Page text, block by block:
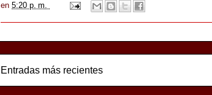
en 5:20 p. m.
Entradas más recientes